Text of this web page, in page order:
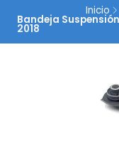
Inicio
Bandeja
2018